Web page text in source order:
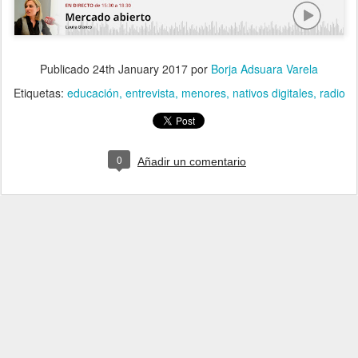
Publicado 24th January 2017 por Borja Adsuara Varela
Etiquetas: educación entrevista menores nativos digitales radio
0 Añadir un comentario